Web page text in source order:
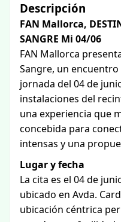
Descripción
FAN Mallorca,
SANGRE Mi 04/06
FAN Mallorca
Sangre, un
jornada del 04 de
instalaciones del
una experiencia que
concebida para
intensas y una
Lugar y fecha
La cita es el 04 de
ubicado en Avda.
ubicación céntrica